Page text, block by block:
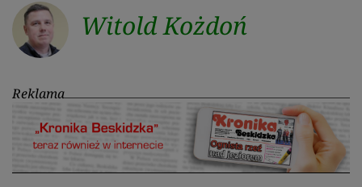
Witold Kożdoń
Reklama